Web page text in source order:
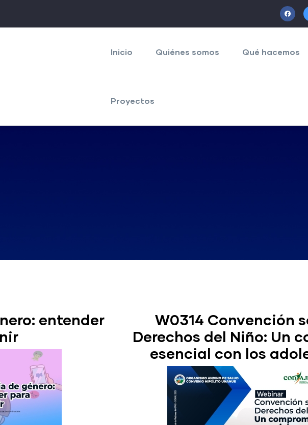
principal
Inicio Quiénes somos Qué hacemos
Proyectos
entender
W0314 Convención
Derechos del Niño: Un
esencial con los